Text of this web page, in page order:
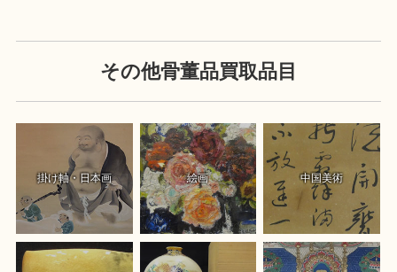
その他骨董品買取品目
掛け軸・日本画 絵画 中国美術